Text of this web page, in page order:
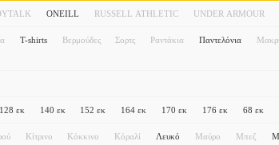
ONEILL RUSSELL ATHLETIC UNDER ARMOUR
T-shirts Βερμούδες Σορτς Ραντάκια Παντελόνια
128 εκ 140 εκ 152 εκ 164 εκ 170 εκ 176 εκ 68 εκ
Κίτρινο Κόκκινο Κόραλί Λευκό Μαύρο Μπεζ